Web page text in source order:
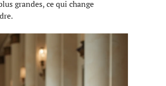
grandes, ce qui change